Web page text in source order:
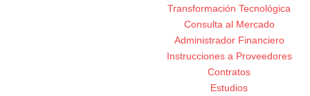
Transformación Tecnológica
Consulta al Mercado
Administrador Financiero
Instrucciones a Proveedores
Contratos
Estudios